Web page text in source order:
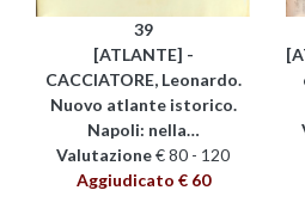
39
[ATLANTE] -
CACCIATORE, Leonardo.
Nuovo atlante istorico.
Napoli: nella…
Valutazione€ 80 - 120
Aggiudicato € 60